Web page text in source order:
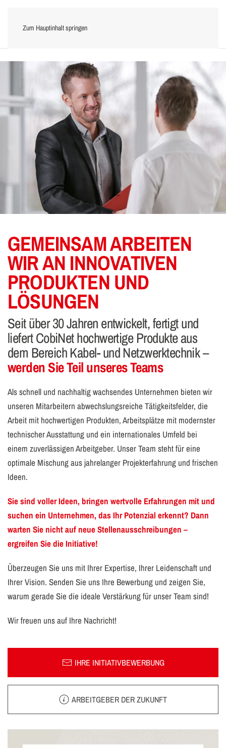
Zum Hauptinhalt springen
GEMEINSAM ARBEITEN
WIR AN INNOVATIVEN
PRODUKTEN UND
LÖSUNGEN
Seit über 30 Jahren entwickelt, fertigt und
liefert CobiNet hochwertige Produkte aus
dem Bereich Kabel- und Netzwerktechnik –
werden Sie Teil unseres Teams
Als schnell und nachhaltig wachsendes Unternehmen bieten wir
unseren Mitarbeitern abwechslungsreiche Tätigkeitsfelder, die
Arbeit mit hochwertigen Produkten, Arbeitsplätze mit modernster
technischer Ausstattung und ein internationales Umfeld bei
einem zuverlässigen Arbeitgeber. Unser Team steht für eine
optimale Mischung aus jahrelanger Projekterfahrung und frischen
Ideen.
Sie sind voller Ideen, bringen wertvolle Erfahrungen mit und
suchen ein Unternehmen, das Ihr Potenzial erkennt? Dann
warten Sie nicht auf neue Stellenausschreibungen –
ergreifen Sie die Initiative!
Überzeugen Sie uns mit Ihrer Expertise, Ihrer Leidenschaft und
Ihrer Vision. Senden Sie uns Ihre Bewerbung und zeigen Sie,
warum gerade Sie die ideale Verstärkung für unser Team sind!
Wir freuen uns auf Ihre Nachricht!
IHRE INITIATIVBEWERBUNG
ARBEITGEBER DER ZUKUNFT